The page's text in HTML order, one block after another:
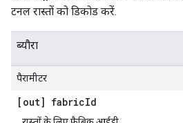
टनल रास्तों को डिकोड करें.
ब्यौरा
पैरामीटर
[out] fabricId